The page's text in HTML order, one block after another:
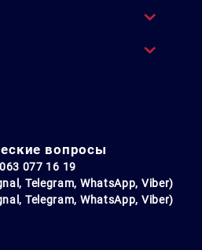
вопросы
077 16 19
Telegram, WhatsApp, Viber)
Telegram, WhatsApp, Viber)